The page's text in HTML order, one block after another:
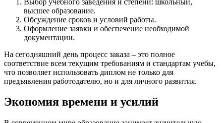
высшее образование.
Обсуждение сроков и условий работы.
Оформление заявки и обеспечение необходимой
документации.
На сегодняшний день процесс заказа – это полное
соответствие всем текущим требованиям и стандартам учебы,
что позволяет использовать диплом не только для
предъявления работодателю, но и для личного развития.
Экономия времени и усилий